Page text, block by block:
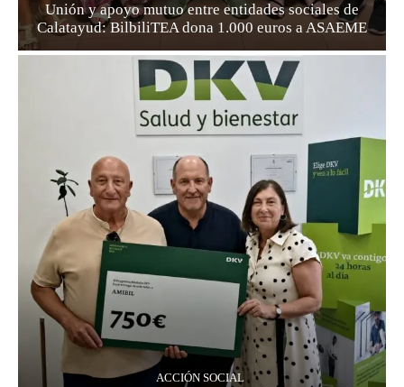
Unión y apoyo mutuo entre entidades sociales de
Calatayud: BilbiliTEA dona 1.000 euros a ASAEME
ACCIÓN SOCIAL